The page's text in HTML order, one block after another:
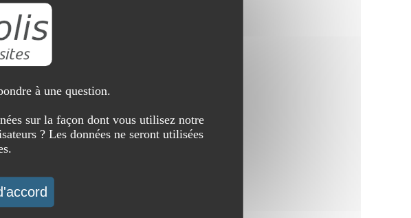
à une question.
sur la façon dont vous utilisez notre
? Les données ne seront utilisées